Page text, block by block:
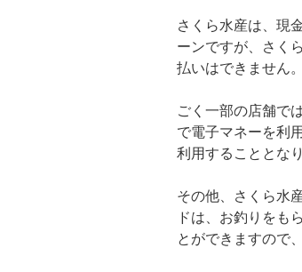
さくら水産は、現
ーンですが、さく
払いはできません。
ごく一部の店舗で
で電子マネーを利
利用することとな
その他、さくら水
ドは、お釣りをも
とができますので